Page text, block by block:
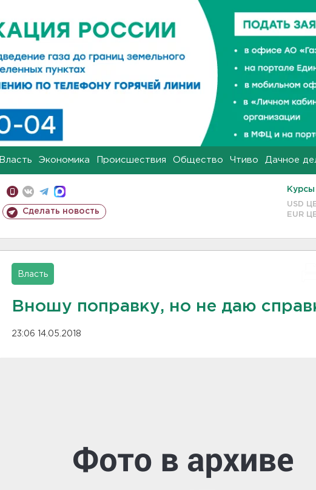
Власть Экономика Происшествия Общество Чтиво Дачное
Сделать новость
USD
EUR
Власть
Вношу поправку, но не даю
23:06 14.05.2018